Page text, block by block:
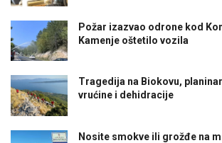
Požar izazvao odrone kod
Kamenje oštetilo vozila
Tragedija na Biokovu,
vrućine i dehidracije
Nosite smokve ili grožđe na